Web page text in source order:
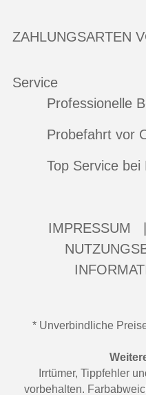
ZAHLUNGSARTEN
Service
Professionelle
Probefahrt vor
Top Service
IMPRESSUM
* Unverbindliche
Irrtümer, Tippfehler
vorbehalten.